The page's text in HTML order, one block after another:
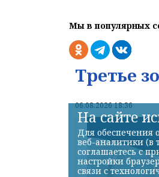
Мы в популярных
Третье
06.08.2026 18:36
На сайте
Для обеспечения
веб-аналитики (в
соглашаетесь с
настройки
связи с